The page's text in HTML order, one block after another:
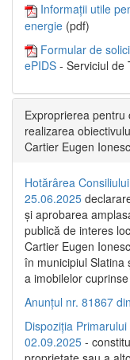
Informații utile
energie (pdf)
Formular de
ePIDS - Serviciul de
Exproprierea pentru
realizarea
Cartier Eugen
Hotărârea
25.06.2025
și aprobarea
publică de interes
Cartier Eugen
în municipiul Slatina
a imobilelor
Anunțul nr. 81867
Dispoziția
02.09.2025 -